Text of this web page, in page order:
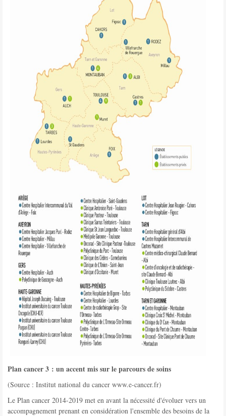
Plan cancer 3 : un accent mis sur le parcours de soins
(Source : Institut national du cancer www.e-cancer.fr)
Le Plan cancer 2014-2019 met en avant la nécessité d'évoluer vers un
accompagnement prenant en considération l'ensemble des besoins de la